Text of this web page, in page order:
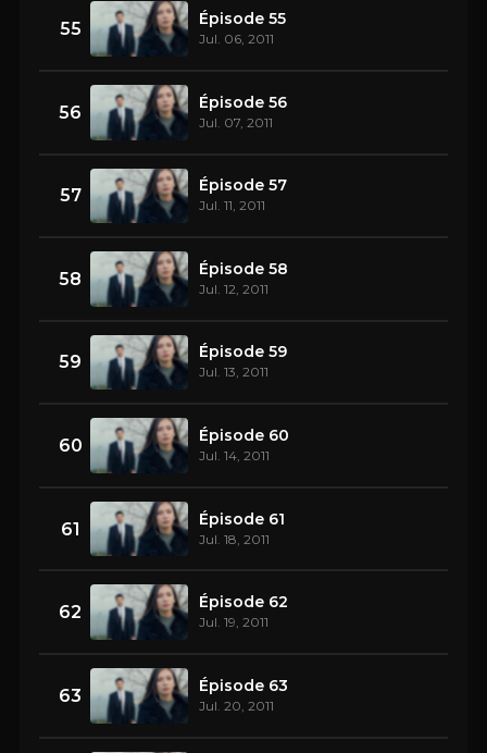
55 Épisode 55
Jul. 06, 2011
56 Épisode 56
Jul. 07, 2011
57 Épisode 57
Jul. 11, 2011
58 Épisode 58
Jul. 12, 2011
59 Épisode 59
Jul. 13, 2011
60 Épisode 60
Jul. 14, 2011
61 Épisode 61
Jul. 18, 2011
62 Épisode 62
Jul. 19, 2011
63 Épisode 63
Jul. 20, 2011